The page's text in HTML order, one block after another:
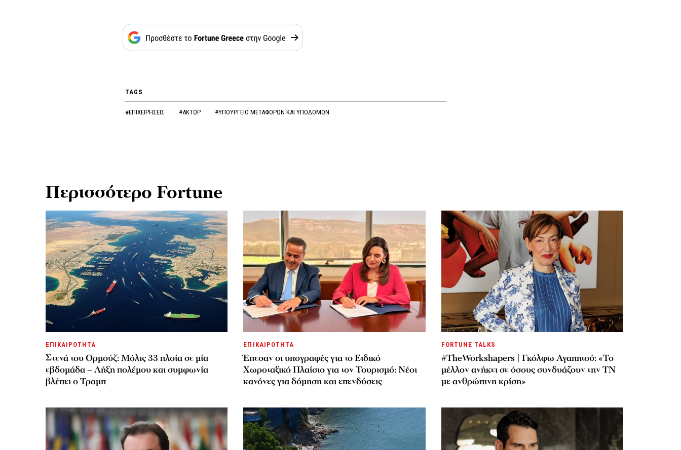
TAGS
#ΕΠΙΧΕΙΡΗΣΕΙΣ #ΑΚΤΩΡ #ΥΠΟΥΡΓΕΙΟ ΜΕΤΑΦΟΡΩΝ ΚΑΙ ΥΠΟΔΟΜΩΝ
Περισσότερο Fortune
ΕΠΙΚΑΙΡΟΤΗΤΑ
Στενά του Ορμούζ: Μόλις 33 πλοία σε μία
εβδομάδα – Λήξη πολέμου και συμφωνία
βλέπει ο Τραμπ
ΕΠΙΚΑΙΡΟΤΗΤΑ
Έπεσαν οι υπογραφές για το Ειδικό
Χωροταξικό Πλαίσιο για τον Τουρισμό: Νέοι
κανόνες για δόμηση και επενδύσεις
FORTUNE TALKS
#TheWorkshapers | Γκόλφω Αγαπητού: «Το
μέλλον ανήκει σε όσους συνδυάζουν την ΤΝ
με ανθρώπινη κρίση»